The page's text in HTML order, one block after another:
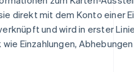
direkt mit dem Konto einer
und wird in erster
Einzahlungen,